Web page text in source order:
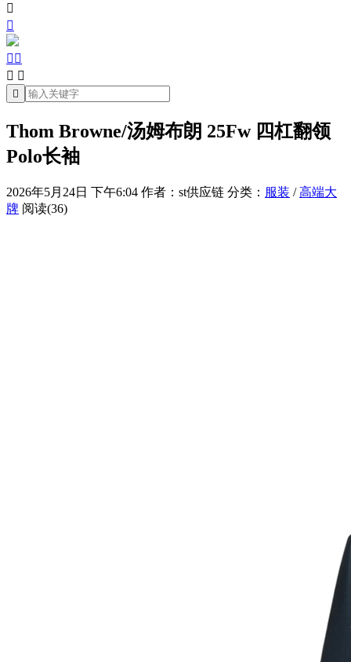


 
 

Thom Browne/汤姆布朗 25Fw 四杠翻领
Polo长袖
2026年5月24日 下午6:04 作者：st供应链 分类： 服装 /高端大
牌 阅读(36)